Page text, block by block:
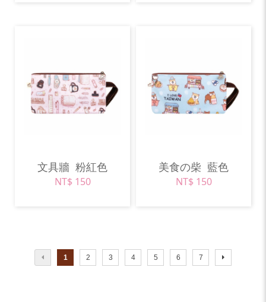
文具牆 粉紅色
NT$ 150
美食の柴 藍色
NT$ 150
1 2 3 4 5 6 7